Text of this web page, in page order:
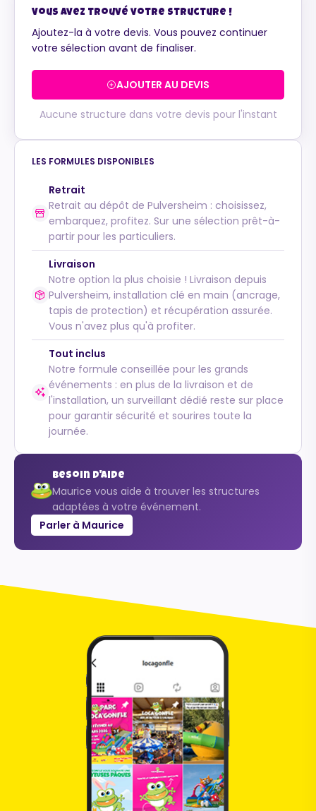
Vous avez trouvé votre structure !
Ajoutez-la à votre devis. Vous pouvez continuer
votre sélection avant de finaliser.
AJOUTER AU DEVIS
Aucune structure dans votre devis pour l'instant
LES FORMULES DISPONIBLES
Retrait
Retrait au dépôt de Pulversheim : choisissez,
embarquez, profitez. Sur une sélection prêt-à-
partir pour les particuliers.
Livraison
Notre option la plus choisie ! Livraison depuis
Pulversheim, installation clé en main (ancrage,
tapis de protection) et récupération assurée.
Vous n'avez plus qu'à profiter.
Tout inclus
Notre formule conseillée pour les grands
événements : en plus de la livraison et de
l'installation, un surveillant dédié reste sur place
pour garantir sécurité et sourires toute la
journée.
Besoin d'aide
Maurice vous aide à trouver les structures
adaptées à votre événement.
Parler à Maurice
Configurateur IA · En ligne